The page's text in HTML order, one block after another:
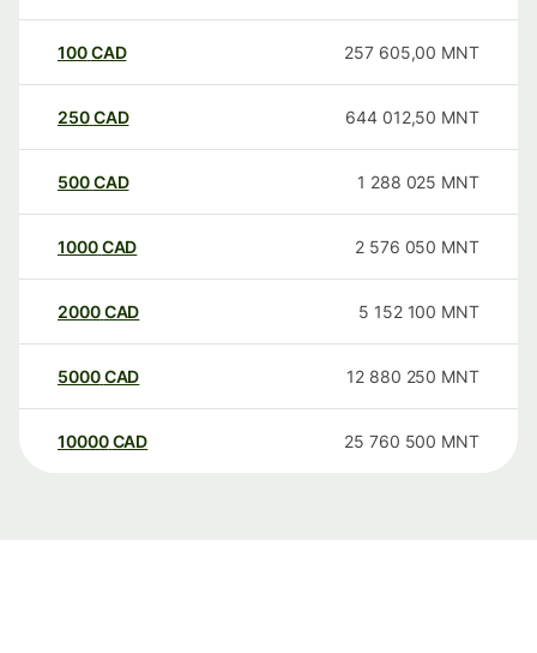
100CAD 257 605,00 MNT
250CAD 644 012,50 MNT
500CAD 1 288 025 MNT
1000CAD 2 576 050 MNT
2000CAD 5 152 100 MNT
5000CAD 12 880 250 MNT
10000 CAD 25 760 500 MNT